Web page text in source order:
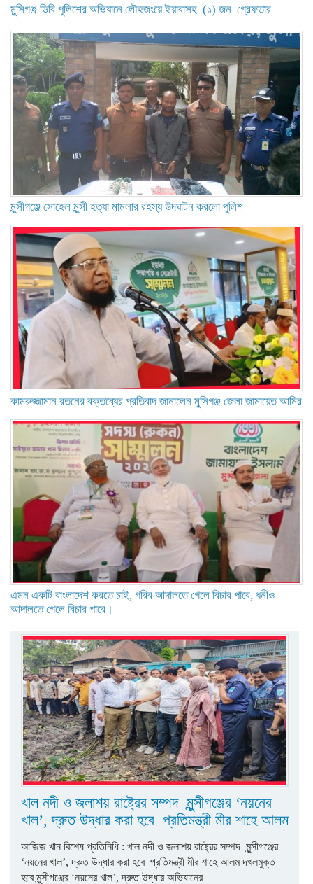
মুন্সিগঞ্জ ডিবি পুলিশের অভিযানে লৌহজংয়ে ইয়াবাসহ (১) জন গ্রেফতার
মুন্সীগঞ্জে সোহেল মুন্সী হত্যা মামলার রহস্য উদঘাটন করলো পুলিশ
কামরুজ্জামান রতনের বক্তব্যের প্রতিবাদ জানালেন মুন্সিগঞ্জ জেলা জামায়েত আমির
এমন একটি বাংলাদেশ করতে চাই, গরিব আদালতে গেলে বিচার পাবে, ধনীও
আদালতে গেলে বিচার পাবে।
খাল নদী ও জলাশয় রাষ্ট্রের সম্পদ মুন্সীগঞ্জের ‘নয়নের
খাল’, দ্রুত উদ্ধার করা হবে প্রতিমন্ত্রী মীর শাহে আলম
আজিজ খান বিশেষ প্রতিনিধি : খাল নদী ও জলাশয় রাষ্ট্রের সম্পদ মুন্সীগঞ্জের
‘নয়নের খাল’, দ্রুত উদ্ধার করা হবে প্রতিমন্ত্রী মীর শাহে আলম দখলমুক্ত
হবে মুন্সীগঞ্জের ‘নয়নের খাল’, দ্রুত উদ্ধার অভিযানের